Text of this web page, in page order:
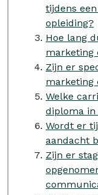
tijdens
opleiding?
Hoe lang
marketing
Zijn er
marketing
Welke
diploma
Wordt er
aandacht
Zijn er